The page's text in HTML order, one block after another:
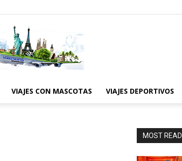
VIAJES CON MASCOTAS VIAJES DEPORTIVOS
MOST READ